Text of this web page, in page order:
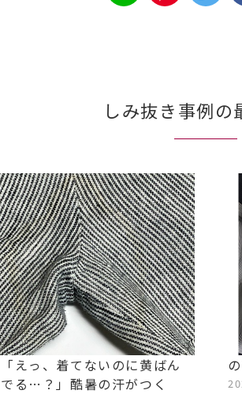
しみ抜き事例の
「えっ、着てないのに黄ばん
でる…？」酷暑の汗がつく